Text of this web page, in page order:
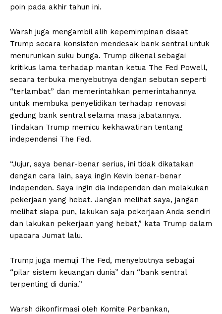
poin pada akhir tahun ini.
Warsh juga mengambil alih kepemimpinan disaat
Trump secara konsisten mendesak bank sentral untuk
menurunkan suku bunga. Trump dikenal sebagai
kritikus lama terhadap mantan ketua The Fed Powell,
secara terbuka menyebutnya dengan sebutan seperti
“terlambat” dan memerintahkan pemerintahannya
untuk membuka penyelidikan terhadap renovasi
gedung bank sentral selama masa jabatannya.
Tindakan Trump memicu kekhawatiran tentang
independensi The Fed.
“Jujur, saya benar-benar serius, ini tidak dikatakan
dengan cara lain, saya ingin Kevin benar-benar
independen. Saya ingin dia independen dan melakukan
pekerjaan yang hebat. Jangan melihat saya, jangan
melihat siapa pun, lakukan saja pekerjaan Anda sendiri
dan lakukan pekerjaan yang hebat,” kata Trump dalam
upacara Jumat lalu.
Trump juga memuji The Fed, menyebutnya sebagai
“pilar sistem keuangan dunia” dan “bank sentral
terpenting di dunia.”
Warsh dikonfirmasi oleh Komite Perbankan,